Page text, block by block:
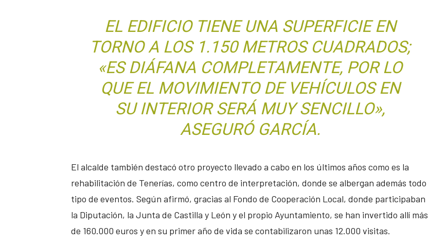
EL EDIFICIO TIENE UNA SUPERFICIE EN
TORNO A LOS 1.150 METROS CUADRADOS;
«ES DIÁFANA COMPLETAMENTE, POR LO
QUE EL MOVIMIENTO DE VEHÍCULOS EN
SU INTERIOR SERÁ MUY SENCILLO»,
ASEGURÓ GARCÍA.
El alcalde también destacó otro proyecto llevado a cabo en los últimos años como es la
rehabilitación de Tenerías, como centro de interpretación, donde se albergan además todo
tipo de eventos. Según afirmó, gracias al Fondo de Cooperación Local, donde participaban
la Diputación, la Junta de Castilla y León y el propio Ayuntamiento, se han invertido allí más
de 160.000 euros y en su primer año de vida se contabilizaron unas 12.000 visitas.